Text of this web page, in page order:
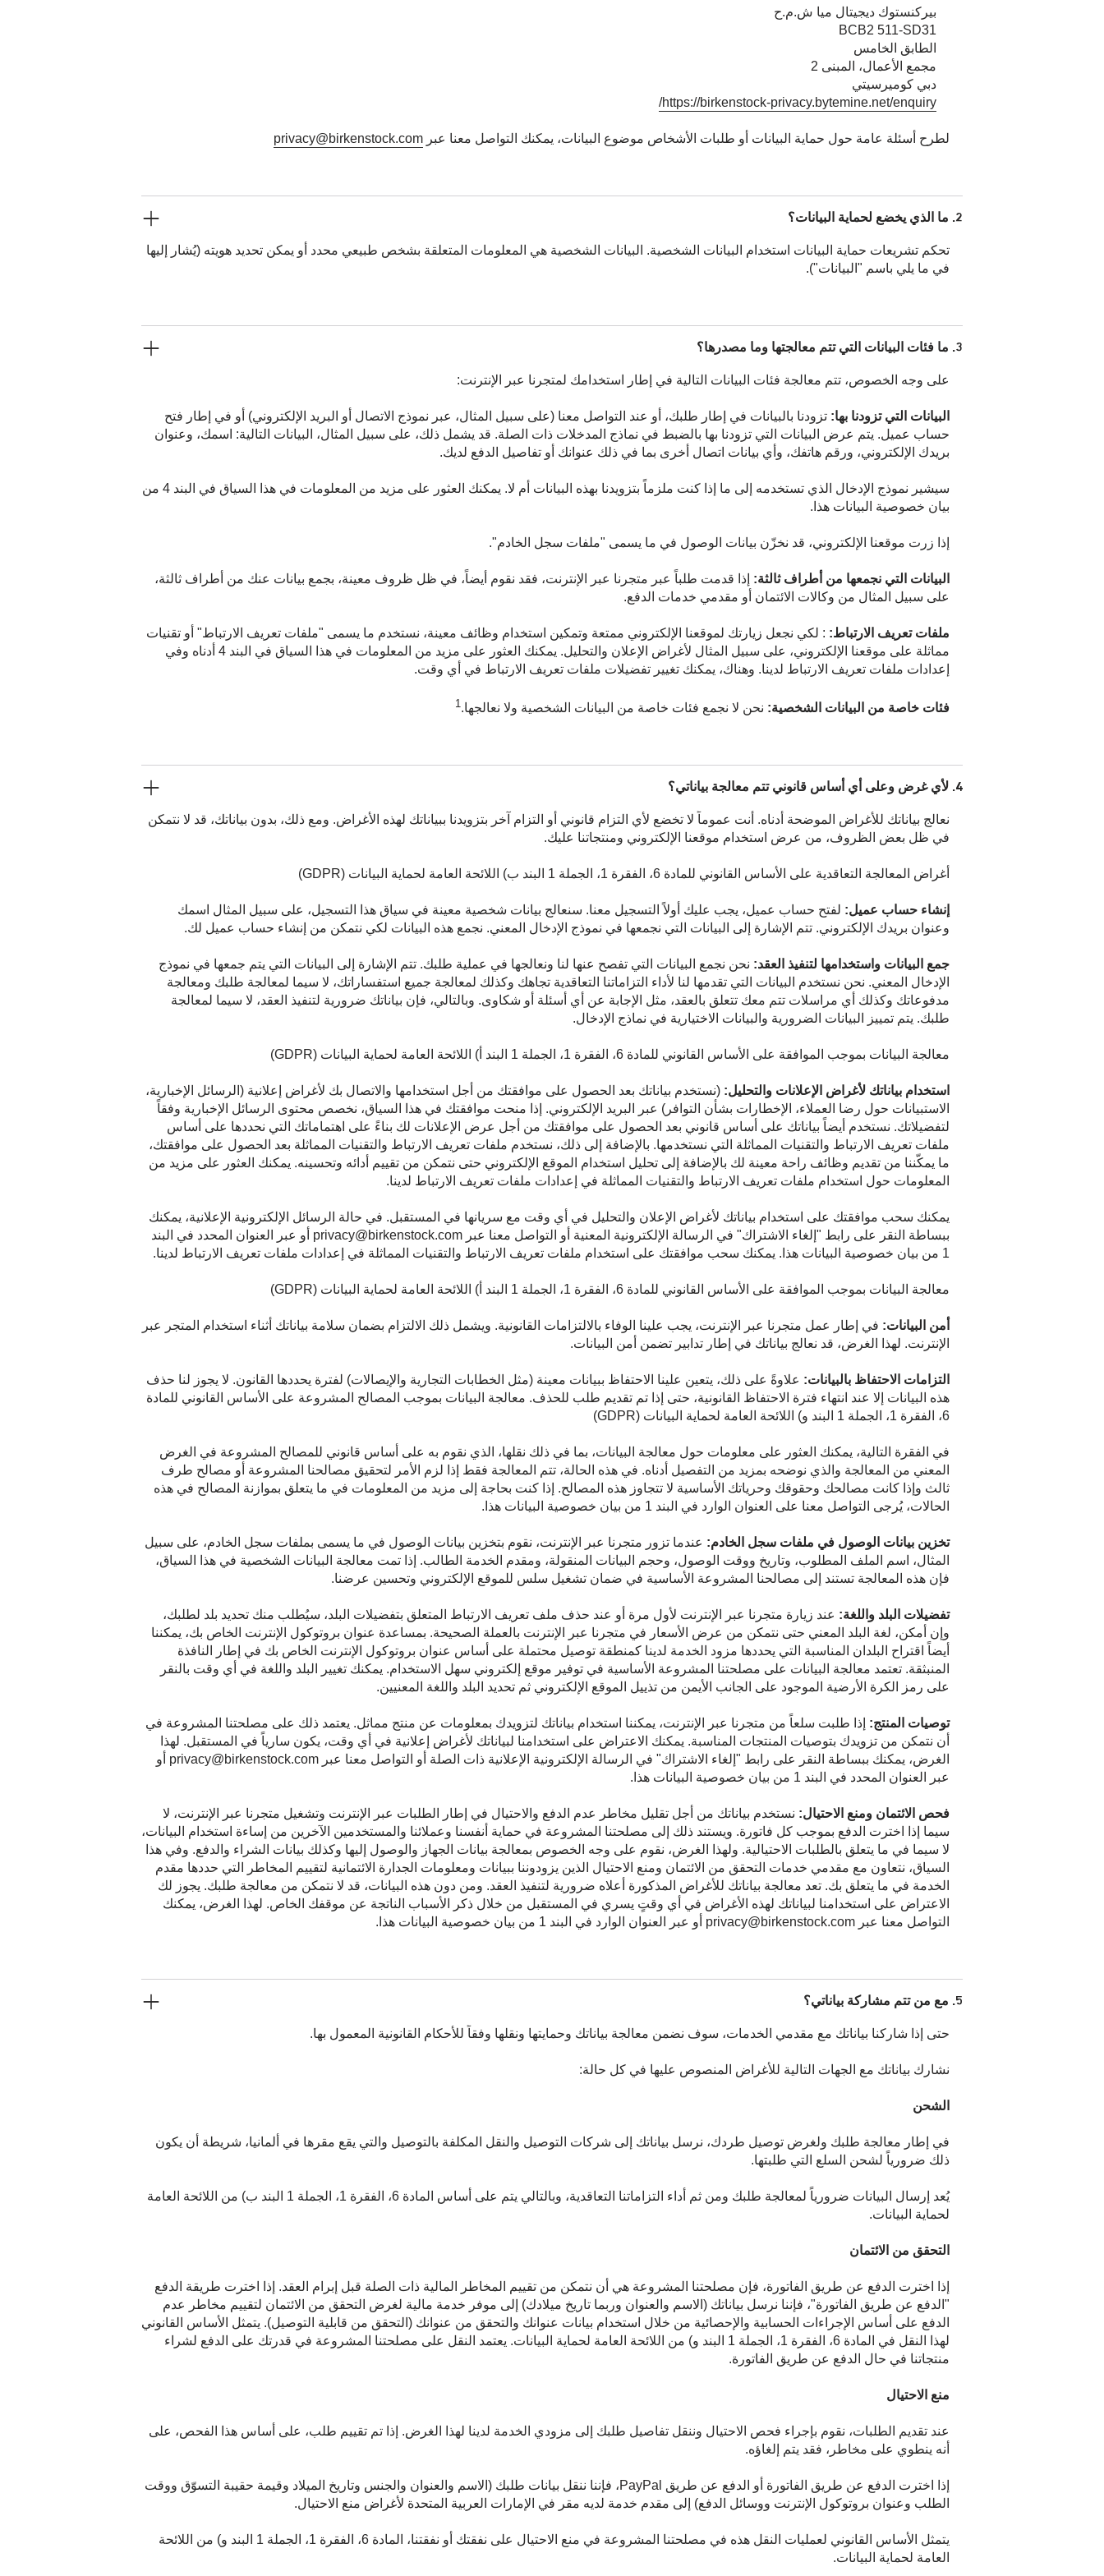
بيركنستوك ديجيتال ميا ش.م.ح
الطابق الخامس
مجمع الأعمال، المبنى 2
دبي كوميرسيتي
https://birkenstock-privacy.bytemine.net/enquiry/
لطرح أسئلة عامة حول حماية البيانات أو طلبات الأشخاص موضوع البيانات، يمكنك التواصل معنا عبر privacy@birkenstock.com
2. ما الذي يخضع لحماية البيانات؟
تحكم تشريعات حماية البيانات استخدام البيانات الشخصية. البيانات الشخصية هي المعلومات المتعلقة بشخص طبيعي محدد أو يمكن تحديد هويته (يُشار إليها
في ما يلي باسم "البيانات").
3. ما فئات البيانات التي تتم معالجتها وما مصدرها؟
على وجه الخصوص، تتم معالجة فئات البيانات التالية في إطار استخدامك لمتجرنا عبر الإنترنت:
البيانات التي تزودنا بها: تزودنا بالبيانات في إطار طلبك، أو عند التواصل معنا (على سبيل المثال، عبر نموذج الاتصال أو البريد الإلكتروني) أو في إطار فتح
حساب عميل. يتم عرض البيانات التي تزودنا بها بالضبط في نماذج المدخلات ذات الصلة. قد يشمل ذلك، على سبيل المثال، البيانات التالية: اسمك، وعنوان
بريدك الإلكتروني، ورقم هاتفك، وأي بيانات اتصال أخرى بما في ذلك عنوانك أو تفاصيل الدفع لديك.
سيشير نموذج الإدخال الذي تستخدمه إلى ما إذا كنت ملزماً بتزويدنا بهذه البيانات أم لا. يمكنك العثور على مزيد من المعلومات في هذا السياق في البند 4 من
بيان خصوصية البيانات هذا.
إذا زرت موقعنا الإلكتروني، قد نخزّن بيانات الوصول في ما يسمى "ملفات سجل الخادم".
البيانات التي نجمعها من أطراف ثالثة: إذا قدمت طلباً عبر متجرنا عبر الإنترنت، فقد نقوم أيضاً، في ظل ظروف معينة، بجمع بيانات عنك من أطراف ثالثة،
على سبيل المثال من وكالات الائتمان أو مقدمي خدمات الدفع.
ملفات تعريف الارتباط: : لكي نجعل زيارتك لموقعنا الإلكتروني ممتعة وتمكين استخدام وظائف معينة، نستخدم ما يسمى "ملفات تعريف الارتباط" أو تقنيات
مماثلة على موقعنا الإلكتروني، على سبيل المثال لأغراض الإعلان والتحليل. يمكنك العثور على مزيد من المعلومات في هذا السياق في البند 4 أدناه وفي
إعدادات ملفات تعريف الارتباط لدينا. وهناك، يمكنك تغيير تفضيلات ملفات تعريف الارتباط في أي وقت.
فئات خاصة من البيانات الشخصية: نحن لا نجمع فئات خاصة من البيانات الشخصية ولا نعالجها.1
4. لأي غرض وعلى أي أساس قانوني تتم معالجة بياناتي؟
نعالج بياناتك للأغراض الموضحة أدناه. أنت عموماً لا تخضع لأي التزام قانوني أو التزام آخر بتزويدنا ببياناتك لهذه الأغراض. ومع ذلك، بدون بياناتك، قد لا نتمكن
في ظل بعض الظروف، من عرض استخدام موقعنا الإلكتروني ومنتجاتنا عليك.
أغراض المعالجة التعاقدية على الأساس القانوني للمادة 6، الفقرة 1، الجملة 1 البند ب) اللائحة العامة لحماية البيانات (GDPR)
إنشاء حساب عميل: لفتح حساب عميل، يجب عليك أولاً التسجيل معنا. سنعالج بيانات شخصية معينة في سياق هذا التسجيل، على سبيل المثال اسمك
وعنوان بريدك الإلكتروني. تتم الإشارة إلى البيانات التي نجمعها في نموذج الإدخال المعني. نجمع هذه البيانات لكي نتمكن من إنشاء حساب عميل لك.
جمع البيانات واستخدامها لتنفيذ العقد: نحن نجمع البيانات التي تفصح عنها لنا ونعالجها في عملية طلبك. تتم الإشارة إلى البيانات التي يتم جمعها في نموذج
الإدخال المعني. نحن نستخدم البيانات التي تقدمها لنا لأداء التزاماتنا التعاقدية تجاهك وكذلك لمعالجة جميع استفساراتك، لا سيما لمعالجة طلبك ومعالجة
مدفوعاتك وكذلك أي مراسلات تتم معك تتعلق بالعقد، مثل الإجابة عن أي أسئلة أو شكاوى. وبالتالي، فإن بياناتك ضرورية لتنفيذ العقد، لا سيما لمعالجة
طلبك. يتم تمييز البيانات الضرورية والبيانات الاختيارية في نماذج الإدخال.
معالجة البيانات بموجب الموافقة على الأساس القانوني للمادة 6، الفقرة 1، الجملة 1 البند أ) اللائحة العامة لحماية البيانات (GDPR)
استخدام بياناتك لأغراض الإعلانات والتحليل: (نستخدم بياناتك بعد الحصول على موافقتك من أجل استخدامها والاتصال بك لأغراض إعلانية (الرسائل الإخبارية،
الاستبيانات حول رضا العملاء، الإخطارات بشأن التوافر) عبر البريد الإلكتروني. إذا منحت موافقتك في هذا السياق، نخصص محتوى الرسائل الإخبارية وفقاً
لتفضيلاتك. نستخدم أيضاً بياناتك على أساس قانوني بعد الحصول على موافقتك من أجل عرض الإعلانات لك بناءً على اهتماماتك التي نحددها على أساس
ملفات تعريف الارتباط والتقنيات المماثلة التي نستخدمها. بالإضافة إلى ذلك، نستخدم ملفات تعريف الارتباط والتقنيات المماثلة بعد الحصول على موافقتك،
ما يمكّننا من تقديم وظائف راحة معينة لك بالإضافة إلى تحليل استخدام الموقع الإلكتروني حتى نتمكن من تقييم أدائه وتحسينه. يمكنك العثور على مزيد من
المعلومات حول استخدام ملفات تعريف الارتباط والتقنيات المماثلة في إعدادات ملفات تعريف الارتباط لدينا.
يمكنك سحب موافقتك على استخدام بياناتك لأغراض الإعلان والتحليل في أي وقت مع سريانها في المستقبل. في حالة الرسائل الإلكترونية الإعلانية، يمكنك
ببساطة النقر على رابط "إلغاء الاشتراك" في الرسالة الإلكترونية المعنية أو التواصل معنا عبر privacy@birkenstock.com أو عبر العنوان المحدد في البند
1 من بيان خصوصية البيانات هذا. يمكنك سحب موافقتك على استخدام ملفات تعريف الارتباط والتقنيات المماثلة في إعدادات ملفات تعريف الارتباط لدينا.
معالجة البيانات بموجب الموافقة على الأساس القانوني للمادة 6، الفقرة 1، الجملة 1 البند أ) اللائحة العامة لحماية البيانات (GDPR)
أمن البيانات: في إطار عمل متجرنا عبر الإنترنت، يجب علينا الوفاء بالالتزامات القانونية. ويشمل ذلك الالتزام بضمان سلامة بياناتك أثناء استخدام المتجر عبر
الإنترنت. لهذا الغرض، قد نعالج بياناتك في إطار تدابير تضمن أمن البيانات.
التزامات الاحتفاظ بالبيانات: علاوةً على ذلك، يتعين علينا الاحتفاظ ببيانات معينة (مثل الخطابات التجارية والإيصالات) لفترة يحددها القانون. لا يجوز لنا حذف
هذه البيانات إلا عند انتهاء فترة الاحتفاظ القانونية، حتى إذا تم تقديم طلب للحذف. معالجة البيانات بموجب المصالح المشروعة على الأساس القانوني للمادة
6، الفقرة 1، الجملة 1 البند و) اللائحة العامة لحماية البيانات (GDPR)
في الفقرة التالية، يمكنك العثور على معلومات حول معالجة البيانات، بما في ذلك نقلها، الذي نقوم به على أساس قانوني للمصالح المشروعة في الغرض
المعني من المعالجة والذي نوضحه بمزيد من التفصيل أدناه. في هذه الحالة، تتم المعالجة فقط إذا لزم الأمر لتحقيق مصالحنا المشروعة أو مصالح طرف
ثالث وإذا كانت مصالحك وحقوقك وحرياتك الأساسية لا تتجاوز هذه المصالح. إذا كنت بحاجة إلى مزيد من المعلومات في ما يتعلق بموازنة المصالح في هذه
الحالات، يُرجى التواصل معنا على العنوان الوارد في البند 1 من بيان خصوصية البيانات هذا.
تخزين بيانات الوصول في ملفات سجل الخادم: عندما تزور متجرنا عبر الإنترنت، نقوم بتخزين بيانات الوصول في ما يسمى بملفات سجل الخادم، على سبيل
المثال، اسم الملف المطلوب، وتاريخ ووقت الوصول، وحجم البيانات المنقولة، ومقدم الخدمة الطالب. إذا تمت معالجة البيانات الشخصية في هذا السياق،
فإن هذه المعالجة تستند إلى مصالحنا المشروعة الأساسية في ضمان تشغيل سلس للموقع الإلكتروني وتحسين عرضنا.
تفضيلات البلد واللغة: عند زيارة متجرنا عبر الإنترنت لأول مرة أو عند حذف ملف تعريف الارتباط المتعلق بتفضيلات البلد، سيُطلب منك تحديد بلد لطلبك،
وإن أمكن، لغة البلد المعني حتى نتمكن من عرض الأسعار في متجرنا عبر الإنترنت بالعملة الصحيحة. بمساعدة عنوان بروتوكول الإنترنت الخاص بك، يمكننا
أيضاً اقتراح البلدان المناسبة التي يحددها مزود الخدمة لدينا كمنطقة توصيل محتملة على أساس عنوان بروتوكول الإنترنت الخاص بك في إطار النافذة
المنبثقة. تعتمد معالجة البيانات على مصلحتنا المشروعة الأساسية في توفير موقع إلكتروني سهل الاستخدام. يمكنك تغيير البلد واللغة في أي وقت بالنقر
على رمز الكرة الأرضية الموجود على الجانب الأيمن من تذييل الموقع الإلكتروني ثم تحديد البلد واللغة المعنيين.
توصيات المنتج: إذا طلبت سلعاً من متجرنا عبر الإنترنت، يمكننا استخدام بياناتك لتزويدك بمعلومات عن منتج مماثل. يعتمد ذلك على مصلحتنا المشروعة في
أن نتمكن من تزويدك بتوصيات المنتجات المناسبة. يمكنك الاعتراض على استخدامنا لبياناتك لأغراض إعلانية في أي وقت، يكون سارياً في المستقبل. لهذا
الغرض، يمكنك ببساطة النقر على رابط "إلغاء الاشتراك" في الرسالة الإلكترونية الإعلانية ذات الصلة أو التواصل معنا عبر privacy@birkenstock.com أو
عبر العنوان المحدد في البند 1 من بيان خصوصية البيانات هذا.
فحص الائتمان ومنع الاحتيال: نستخدم بياناتك من أجل تقليل مخاطر عدم الدفع والاحتيال في إطار الطلبات عبر الإنترنت وتشغيل متجرنا عبر الإنترنت، لا
سيما إذا اخترت الدفع بموجب كل فاتورة. ويستند ذلك إلى مصلحتنا المشروعة في حماية أنفسنا وعملائنا والمستخدمين الآخرين من إساءة استخدام البيانات،
لا سيما في ما يتعلق بالطلبات الاحتيالية. ولهذا الغرض، نقوم على وجه الخصوص بمعالجة بيانات الجهاز والوصول إليها وكذلك بيانات الشراء والدفع. وفي هذا
السياق، نتعاون مع مقدمي خدمات التحقق من الائتمان ومنع الاحتيال الذين يزودوننا ببيانات ومعلومات الجدارة الائتمانية لتقييم المخاطر التي حددها مقدم
الخدمة في ما يتعلق بك. تعد معالجة بياناتك للأغراض المذكورة أعلاه ضرورية لتنفيذ العقد. ومن دون هذه البيانات، قد لا نتمكن من معالجة طلبك. يجوز لك
الاعتراض على استخدامنا لبياناتك لهذه الأغراض في أي وقتٍ يسري في المستقبل من خلال ذكر الأسباب الناتجة عن موقفك الخاص. لهذا الغرض، يمكنك
التواصل معنا عبر privacy@birkenstock.com أو عبر العنوان الوارد في البند 1 من بيان خصوصية البيانات هذا.
5. مع من تتم مشاركة بياناتي؟
حتى إذا شاركنا بياناتك مع مقدمي الخدمات، سوف نضمن معالجة بياناتك وحمايتها ونقلها وفقاً للأحكام القانونية المعمول بها.
نشارك بياناتك مع الجهات التالية للأغراض المنصوص عليها في كل حالة:
الشحن
في إطار معالجة طلبك ولغرض توصيل طردك، نرسل بياناتك إلى شركات التوصيل والنقل المكلفة بالتوصيل والتي يقع مقرها في ألمانيا، شريطة أن يكون
ذلك ضرورياً لشحن السلع التي طلبتها.
يُعد إرسال البيانات ضرورياً لمعالجة طلبك ومن ثم أداء التزاماتنا التعاقدية، وبالتالي يتم على أساس المادة 6، الفقرة 1، الجملة 1 البند ب) من اللائحة العامة
لحماية البيانات.
التحقق من الائتمان
إذا اخترت الدفع عن طريق الفاتورة، فإن مصلحتنا المشروعة هي أن نتمكن من تقييم المخاطر المالية ذات الصلة قبل إبرام العقد. إذا اخترت طريقة الدفع
"الدفع عن طريق الفاتورة"، فإننا نرسل بياناتك (الاسم والعنوان وربما تاريخ ميلادك) إلى موفر خدمة مالية لغرض التحقق من الائتمان لتقييم مخاطر عدم
الدفع على أساس الإجراءات الحسابية والإحصائية من خلال استخدام بيانات عنوانك والتحقق من عنوانك (التحقق من قابلية التوصيل). يتمثل الأساس القانوني
لهذا النقل في المادة 6، الفقرة 1، الجملة 1 البند و) من اللائحة العامة لحماية البيانات. يعتمد النقل على مصلحتنا المشروعة في قدرتك على الدفع لشراء
منتجاتنا في حال الدفع عن طريق الفاتورة.
منع الاحتيال
عند تقديم الطلبات، نقوم بإجراء فحص الاحتيال وننقل تفاصيل طلبك إلى مزودي الخدمة لدينا لهذا الغرض. إذا تم تقييم طلب، على أساس هذا الفحص، على
أنه ينطوي على مخاطر، فقد يتم إلغاؤه.
إذا اخترت الدفع عن طريق الفاتورة أو الدفع عن طريق PayPal، فإننا ننقل بيانات طلبك (الاسم والعنوان والجنس وتاريخ الميلاد وقيمة حقيبة التسوّق ووقت
الطلب وعنوان بروتوكول الإنترنت ووسائل الدفع) إلى مقدم خدمة لديه مقر في الإمارات العربية المتحدة لأغراض منع الاحتيال.
يتمثل الأساس القانوني لعمليات النقل هذه في مصلحتنا المشروعة في منع الاحتيال على نفقتك أو نفقتنا، المادة 6، الفقرة 1، الجملة 1 البند و) من اللائحة
العامة لحماية البيانات.